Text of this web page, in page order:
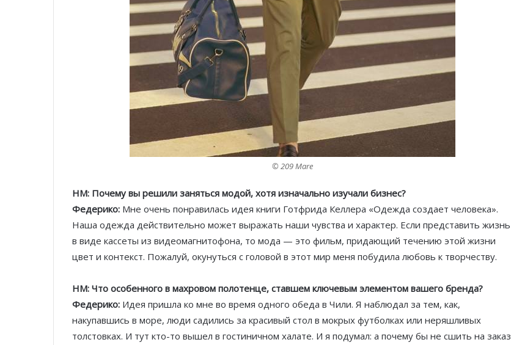
© 209 Mare
HM: Почему вы решили заняться модой, хотя изначально изучали бизнес?
Федерико: Мне очень понравилась идея книги Готфрида Келлера «Одежда создает человека».
Наша одежда действительно может выражать наши чувства и характер. Если представить жизнь
в виде кассеты из видеомагнитофона, то мода — это фильм, придающий течению этой жизни
цвет и контекст. Пожалуй, окунуться с головой в этот мир меня побудила любовь к творчеству.
HM: Что особенного в махровом полотенце, ставшем ключевым элементом вашего бренда?
Федерико: Идея пришла ко мне во время одного обеда в Чили. Я наблюдал за тем, как,
накупавшись в море, люди садились за красивый стол в мокрых футболках или неряшливых
толстовках. И тут кто-то вышел в гостиничном халате. И я подумал: а почему бы не сшить на заказ